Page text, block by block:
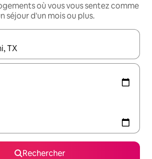
où vous vous sentez comme
séjour d'un mois ou plus.
s'affichent, utilisez les flèches vers le
Rechercher